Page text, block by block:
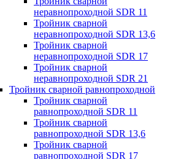
неравнопроходной SDR 11
Тройник сварной
неравнопроходной SDR 13,6
Тройник сварной
неравнопроходной SDR 17
Тройник сварной
неравнопроходной SDR 21
Тройник сварной равнопроходной
Тройник сварной
равнопроходной SDR 11
Тройник сварной
равнопроходной SDR 13,6
Тройник сварной
равнопроходной SDR 17